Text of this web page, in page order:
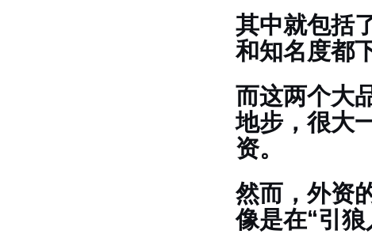
其中就包括
和知名度都
而这两个大
地步，很大
资。
然而，外资
像是在“引狼